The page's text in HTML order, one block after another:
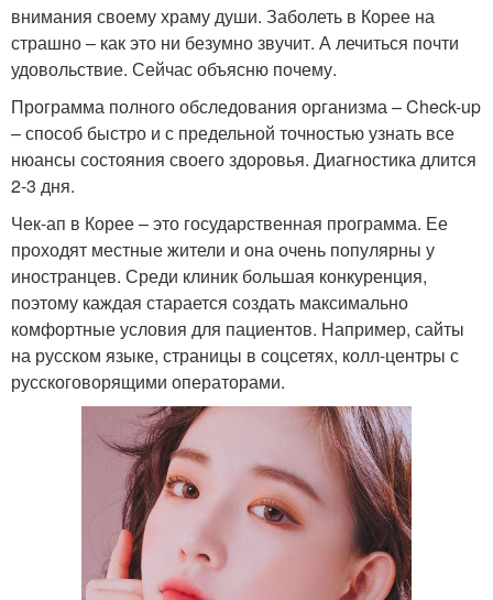
внимания своему храму души. Заболеть в Корее на
страшно – как это ни безумно звучит. А лечиться почти
удовольствие. Сейчас объясню почему.
Программа полного обследования организма – Check-up
– способ быстро и с предельной точностью узнать все
нюансы состояния своего здоровья. Диагностика длится
2-3 дня.
Чек-ап в Корее – это государственная программа. Ее
проходят местные жители и она очень популярны у
иностранцев. Среди клиник большая конкуренция,
поэтому каждая старается создать максимально
комфортные условия для пациентов. Например, сайты
на русском языке, страницы в соцсетях, колл-центры с
русскоговорящими операторами.